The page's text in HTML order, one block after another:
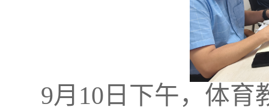
9月10日下午，体育